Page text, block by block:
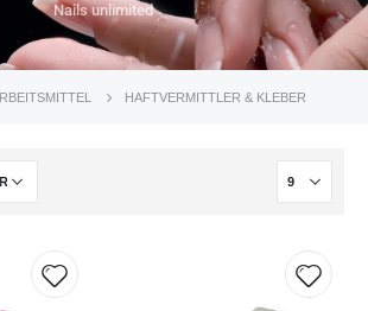
Nails unlimited
HAFTVERMITTLER & KLEBER